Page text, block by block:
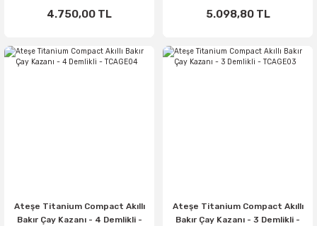
4.750,00 TL 5.098,80 TL
Ateşe Titanium Compact Akıllı
Bakır Çay Kazanı - 4 Demlikli -
Ateşe Titanium Compact Akıllı
Bakır Çay Kazanı - 3 Demlikli -